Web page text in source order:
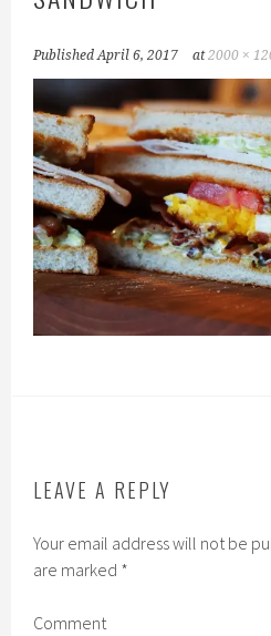
PublishedApril 6, 2017 at2000 ×
LEAVE A REPLY
Your email address will not be
are marked *
Comment